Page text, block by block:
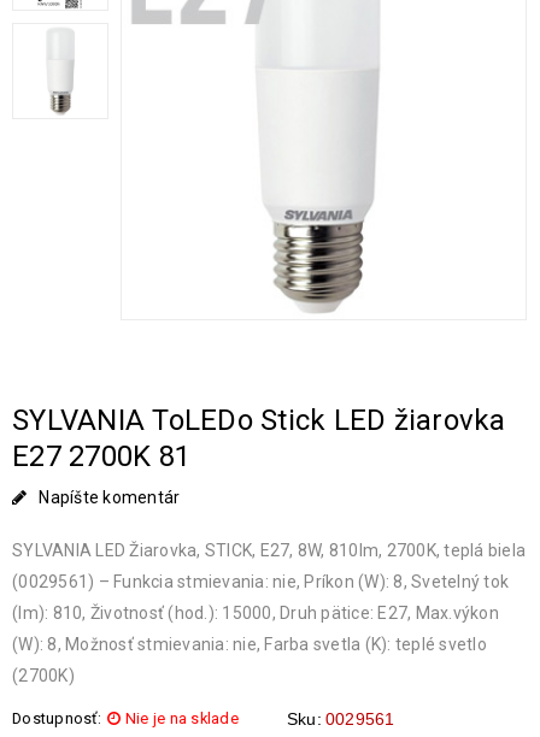
SYLVANIA ToLEDo Stick LED žiarovka
E27 2700K 81
Napíšte komentár
SYLVANIA LED Žiarovka, STICK, E27, 8W, 810lm, 2700K, teplá biela
(0029561) – Funkcia stmievania: nie, Príkon (W): 8, Svetelný tok
(lm): 810, Životnosť (hod.): 15000, Druh pätice: E27, Max.výkon
(W): 8, Možnosť stmievania: nie, Farba svetla (K): teplé svetlo
(2700K)
Dostupnosť: Nie je na sklade Sku: 0029561